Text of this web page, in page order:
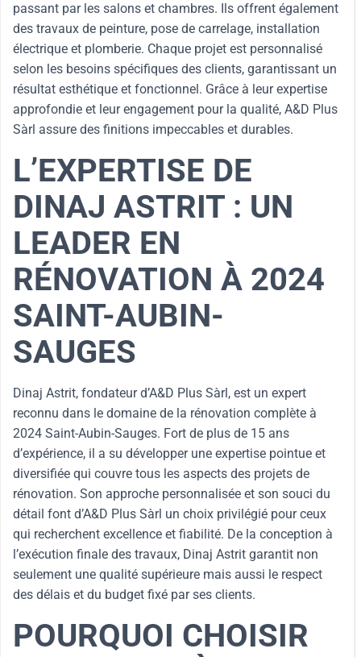
passant par les salons et chambres. Ils offrent également
des travaux de peinture, pose de carrelage, installation
électrique et plomberie. Chaque projet est personnalisé
selon les besoins spécifiques des clients, garantissant un
résultat esthétique et fonctionnel. Grâce à leur expertise
approfondie et leur engagement pour la qualité, A&D Plus
Sàrl assure des finitions impeccables et durables.
L’EXPERTISE DE
DINAJ ASTRIT : UN
LEADER EN
RÉNOVATION À 2024
SAINT-AUBIN-
SAUGES
Dinaj Astrit, fondateur d’A&D Plus Sàrl, est un expert
reconnu dans le domaine de la rénovation complète à
2024 Saint-Aubin-Sauges. Fort de plus de 15 ans
d’expérience, il a su développer une expertise pointue et
diversifiée qui couvre tous les aspects des projets de
rénovation. Son approche personnalisée et son souci du
détail font d’A&D Plus Sàrl un choix privilégié pour ceux
qui recherchent excellence et fiabilité. De la conception à
l’exécution finale des travaux, Dinaj Astrit garantit non
seulement une qualité supérieure mais aussi le respect
des délais et du budget fixé par ses clients.
POURQUOI CHOISIR